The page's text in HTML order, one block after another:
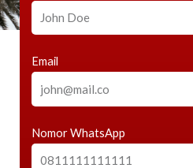
Email
Nomor WhatsApp